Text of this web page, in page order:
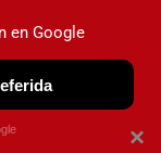
×
en Google